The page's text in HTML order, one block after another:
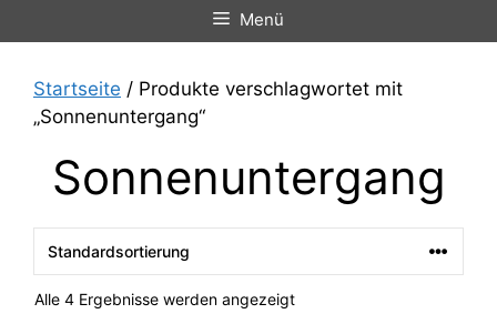
Menü
Startseite / Produkte verschlagwortet mit
„Sonnenuntergang“
Sonnenuntergang
Alle 4 Ergebnisse werden angezeigt